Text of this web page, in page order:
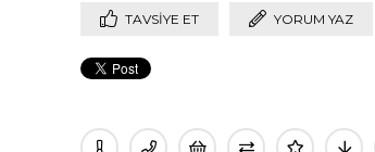
TAVSIYE ET YORUM YAZ